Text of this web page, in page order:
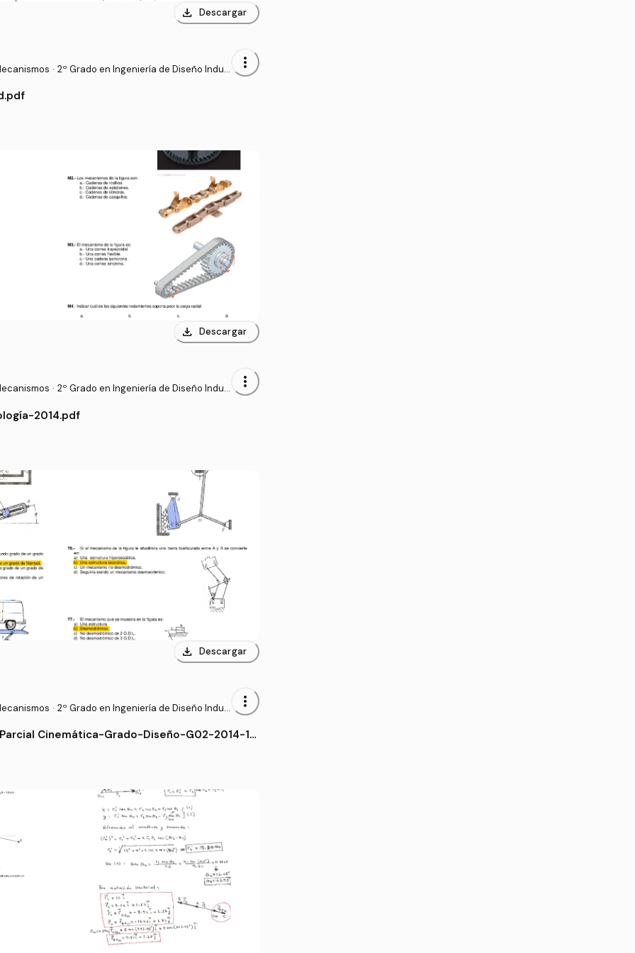
download Descargar
· 2º Grado en Ingeniería de Diseño Indus
more_vert
download Descargar
· 2º Grado en Ingeniería de Diseño Indus
more_vert
2014.pdf
download Descargar
· 2º Grado en Ingeniería de Diseño Indus
more_vert
Cinemática-Grado-Diseño-G02-2014-15.